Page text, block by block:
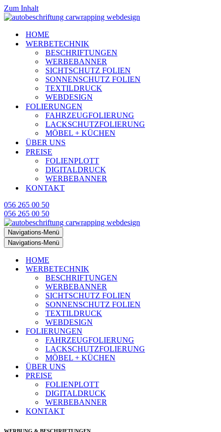
Zum Inhalt
HOME
WERBETECHNIK
BESCHRIFTUNGEN
WERBEBANNER
SICHTSCHUTZ FOLIEN
SONNENSCHUTZ FOLIEN
TEXTILDRUCK
WEBDESIGN
FOLIERUNGEN
FAHRZEUGFOLIERUNG
LACKSCHUTZFOLIERUNG
MÖBEL + KÜCHEN
ÜBER UNS
PREISE
FOLIENPLOTT
DIGITALDRUCK
WERBEBANNER
KONTAKT
056 265 00 50
056 265 00 50
Navigations-Menü
Navigations-Menü
HOME
WERBETECHNIK
BESCHRIFTUNGEN
WERBEBANNER
SICHTSCHUTZ FOLIEN
SONNENSCHUTZ FOLIEN
TEXTILDRUCK
WEBDESIGN
FOLIERUNGEN
FAHRZEUGFOLIERUNG
LACKSCHUTZFOLIERUNG
MÖBEL + KÜCHEN
ÜBER UNS
PREISE
FOLIENPLOTT
DIGITALDRUCK
WERBEBANNER
KONTAKT